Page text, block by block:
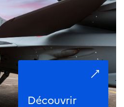
Découvrir